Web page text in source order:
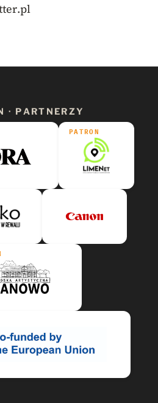
· PARTNERZY
PATRON